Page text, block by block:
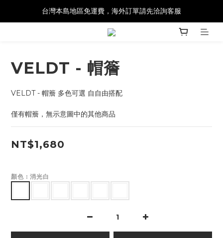
台灣本島地區免運費，海外訂單請先洽詢客服
VELDT - 帽簷
VELDT - 帽簷 多色可選 自自由搭配
僅有帽簷，無示意圖中的其他商品
NT$1,680
顏色 : 消光白